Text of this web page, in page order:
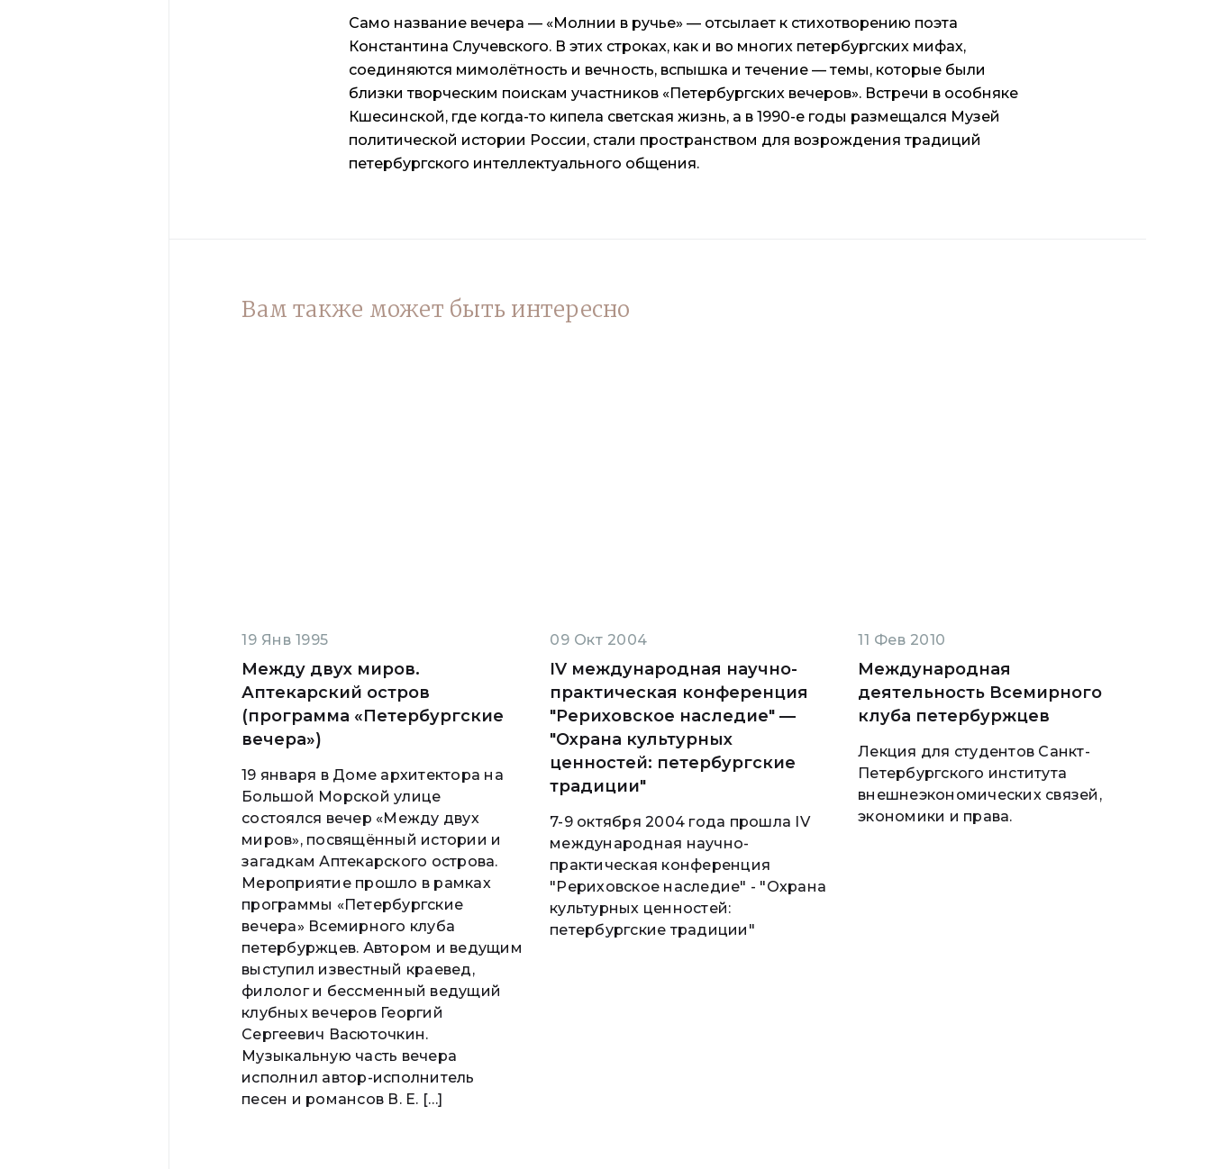
Само название вечера — «Молнии в ручье» — отсылает к стихотворению поэта
Константина Случевского. В этих строках, как и во многих петербургских мифах,
соединяются мимолётность и вечность, вспышка и течение — темы, которые были
близки творческим поискам участников «Петербургских вечеров». Встречи в особняке
Кшесинской, где когда-то кипела светская жизнь, а в 1990-е годы размещался Музей
политической истории России, стали пространством для возрождения традиций
петербургского интеллектуального общения.
Вам также может быть интересно
19 Янв 1995
Между двух миров.
Аптекарский остров
(программа «Петербургские
вечера»)
19 января в Доме архитектора на
Большой Морской улице
состоялся вечер «Между двух
миров», посвящённый истории и
загадкам Аптекарского острова.
Мероприятие прошло в рамках
программы «Петербургские
вечера» Всемирного клуба
петербуржцев. Автором и ведущим
выступил известный краевед,
филолог и бессменный ведущий
клубных вечеров Георгий
Сергеевич Васюточкин.
Музыкальную часть вечера
исполнил автор-исполнитель
песен и романсов В. Е. […]
09 Окт 2004
IV международная научно-
практическая конференция
"Рериховское наследие" —
"Охрана культурных
ценностей: петербургские
традиции"
7-9 октября 2004 года прошла IV
международная научно-
практическая конференция
"Рериховское наследие" - "Охрана
культурных ценностей:
петербургские традиции"
11 Фев 2010
Международная
деятельность Всемирного
клуба петербуржцев
Лекция для студентов Санкт-
Петербургского института
внешнеэкономических связей,
экономики и права.